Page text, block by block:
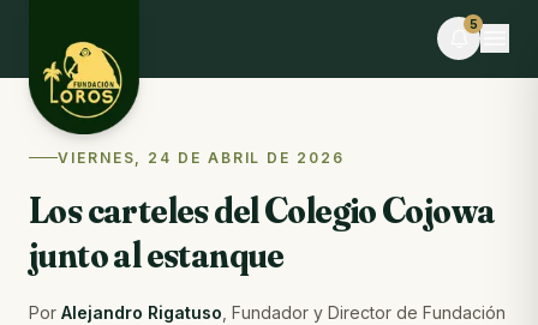
5
EN VIVO
Tú también puedes ayudar · dona alimentos
EVENTO
Faltan 10 días · Cupos limitados
VIERNES, 24 DE ABRIL DE 2026
Los carteles del Colegio Cojowa
junto al estanque
Por Alejandro Rigatuso Fundador y Director de Fundación